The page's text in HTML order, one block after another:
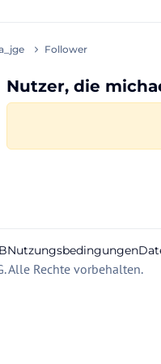
Follower
Nutzer, die
Nutzungsbedingungen
Alle Rechte vorbehalten.